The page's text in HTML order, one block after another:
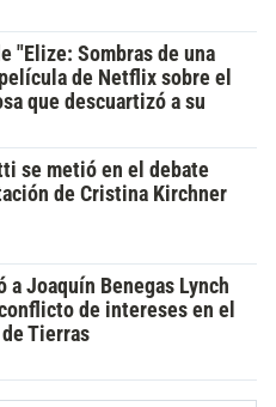
"Elize: Sombras de una
de Netflix sobre el
que descuartizó a su
se metió en el debate
de Cristina Kirchner
a Joaquín Benegas Lynch
de intereses en el
Tierras